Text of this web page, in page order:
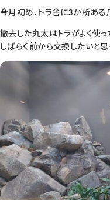
今月初め、トラ舎に3か所ある
撤去した丸太はトラがよく使
しばらく前から交換したいと思